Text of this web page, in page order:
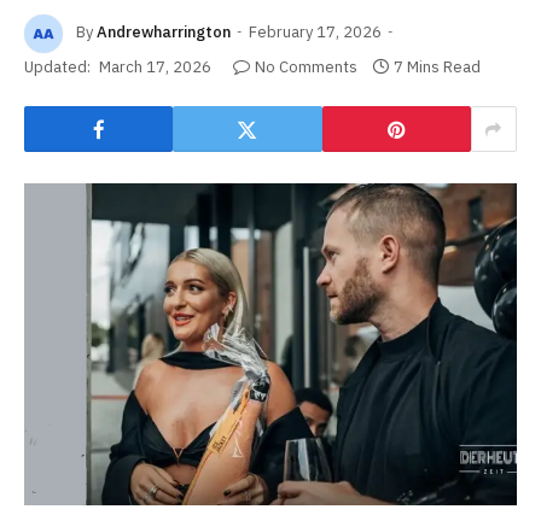
ByAndrewharrington
February 17, 2026
Updated: March 17, 2026 No Comments 7 Mins Read